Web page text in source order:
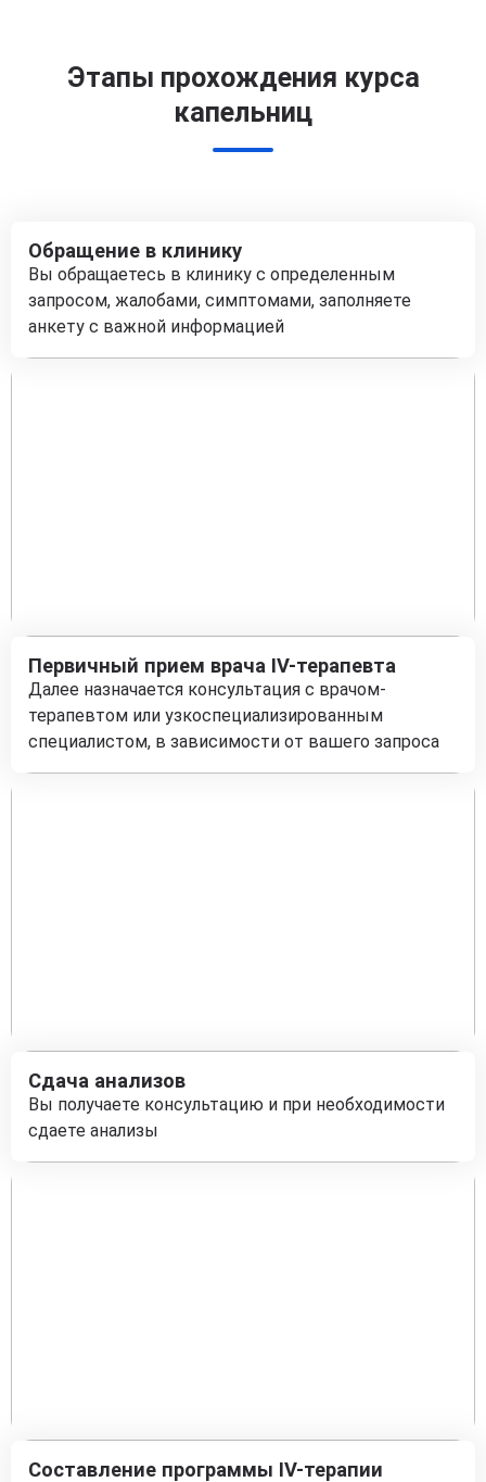
Этапы прохождения курса
капельниц
Обращение в клинику
Вы обращаетесь в клинику с определенным
запросом, жалобами, симптомами, заполняете
анкету с важной информацией
Первичный прием врача IV-терапевта
Далее назначается консультация с врачом-
терапевтом или узкоспециализированным
специалистом, в зависимости от вашего запроса
Сдача анализов
Вы получаете консультацию и при необходимости
сдаете анализы
Составление программы IV-терапии